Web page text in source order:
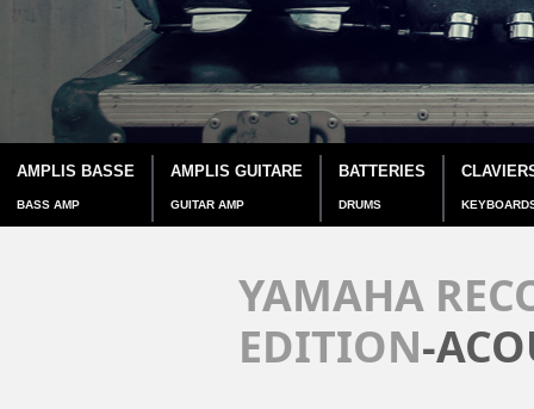
AMPLIS BASSE
BASS AMP
AMPLIS GUITARE
GUITAR AMP
BATTERIES
DRUMS
YAMAHA
EDITION-